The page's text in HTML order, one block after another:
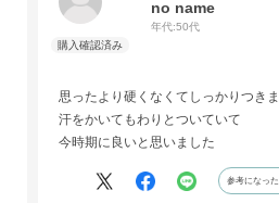
no name
年代:50代
思ったより硬くなくてしっかりつき
汗をかいてもわりとついていて
今時期に良いと思いました
参考になった